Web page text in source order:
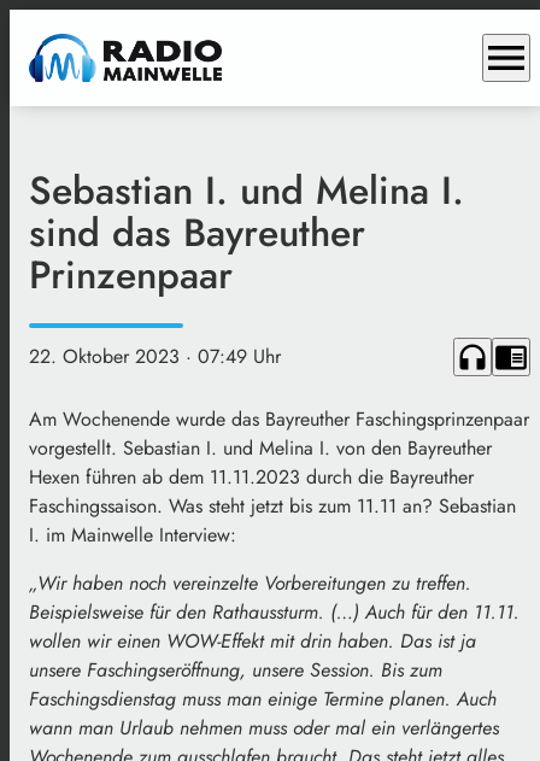
menu
Sebastian I. und Melina I.
sind das Bayreuther
Prinzenpaar
22. Oktober 2023 · 07:49 Uhr headphones chrome_reader_mode
Am Wochenende wurde das Bayreuther Faschingsprinzenpaar
vorgestellt. Sebastian I. und Melina I. von den Bayreuther
Hexen führen ab dem 11.11.2023 durch die Bayreuther
Faschingssaison. Was steht jetzt bis zum 11.11 an? Sebastian
I. im Mainwelle Interview:
„Wir haben noch vereinzelte Vorbereitungen zu treffen.
Beispielsweise für den Rathaussturm. (…) Auch für den 11.11.
wollen wir einen WOW-Effekt mit drin haben. Das ist ja
unsere Faschingseröffnung, unsere Session. Bis zum
Faschingsdienstag muss man einige Termine planen. Auch
wann man Urlaub nehmen muss oder mal ein verlängertes